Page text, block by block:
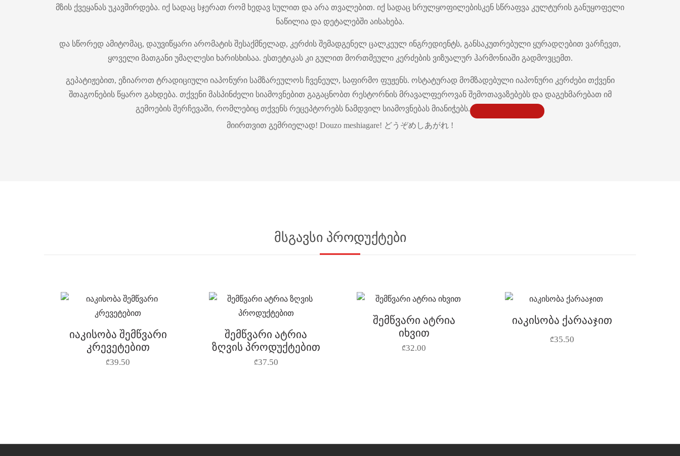
მზის ქვეყანას უკავშირდება. იქ სადაც სჯერათ რომ ხედავ სულით და არა თვალებით. იქ სადაც სრულყოფილებისკენ სწრაფვა კულტურის განუყოფელი
ნაწილია და დეტალებში აისახება.
და სწორედ ამიტომაც, დაუვიწყარი არომატის შესაქმნელად, კერძის შემადგენელ ცალკეულ ინგრედიენტს, განსაკუთრებული ყურადღებით ვარჩევთ,
ყოველი მათგანი უმაღლესი ხარისხისაა. ესთეტიკას კი გულით მორთმეული კერძების ვიზუალურ ჰარმონიაში გადმოვცემთ.
გეპატიჟებით, ეზიაროთ ტრადიციული იაპონური სამზარეულოს ჩვენეულ, საფირმო ფუჟენს. ოსტატურად მომზადებული იაპონური კერძები თქვენი
შთაგონების წყარო გახდება. თქვენი მასპინძელი სიამოვნებით გაგაცნობთ რესტორნის მრავალფეროვან შემოთავაზებებს და დაგეხმარებათ იმ
გემოების შერჩევაში, რომლებიც თქვენს რეცეპტორებს ნამდვილ სიამოვნებას მიანიჭებს.
მიირთვით გემრიელად! Douzo meshiagare! どうぞめしあがれ !
მსგავსი პროდუქტები
იაკისობა შემწვარი
კრევეტებით
₾39.50
შემწვარი ატრია
ზღვის პროდუქტებით
₾37.50
შემწვარი ატრია
იხვით
₾32.00
იაკისობა ქარააჯით
₾35.50